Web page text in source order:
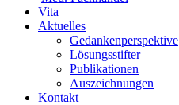
Vita
Aktuelles
Gedankenperspektive
Lösungsstifter
Publikationen
Auszeichnungen
Kontakt